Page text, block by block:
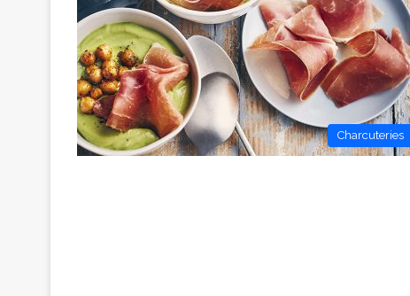
Charcuteries